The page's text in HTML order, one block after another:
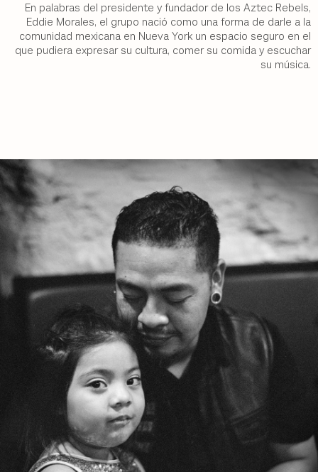
En palabras del presidente y fundador de los Aztec Rebels,
Eddie Morales, el grupo nació como una forma de darle a la
comunidad mexicana en Nueva York un espacio seguro en el
que pudiera expresar su cultura, comer su comida y escuchar
su música.